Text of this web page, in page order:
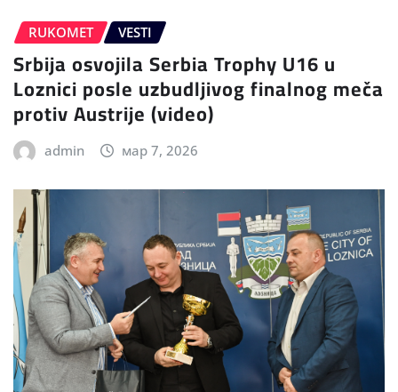
RUKOMET VESTI
Srbija osvojila Serbia Trophy U16 u
Loznici posle uzbudljivog finalnog meča
protiv Austrije (video)
admin мар 7, 2026